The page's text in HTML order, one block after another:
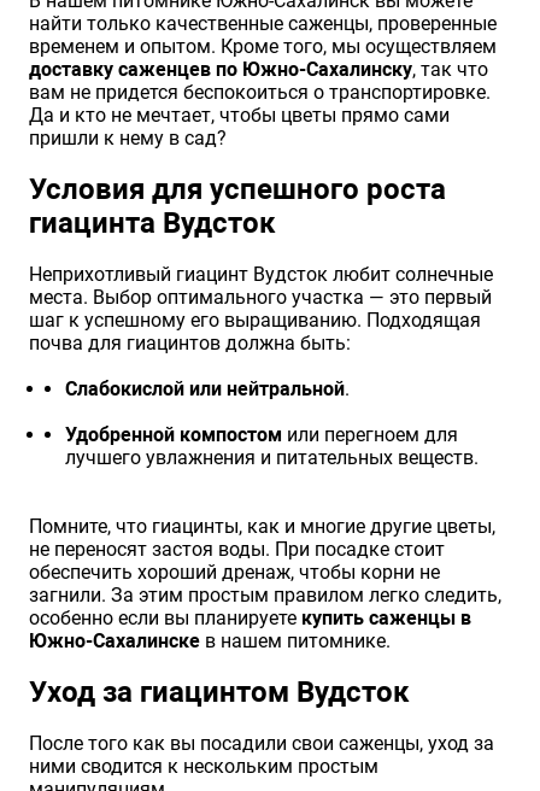
найти только качественные саженцы, проверенные
временем и опытом. Кроме того, мы осуществляем
доставку саженцев по Южно-Сахалинску, так что
вам не придется беспокоиться о транспортировке.
Да и кто не мечтает, чтобы цветы прямо сами
пришли к нему в сад?
Условия для успешного роста
гиацинта Вудсток
Неприхотливый гиацинт Вудсток любит солнечные
места. Выбор оптимального участка — это первый
шаг к успешному его выращиванию. Подходящая
почва для гиацинтов должна быть:
Слабокислой или нейтральной.
Удобренной компостом или перегноем для
лучшего увлажнения и питательных веществ.
Помните, что гиацинты, как и многие другие цветы,
не переносят застоя воды. При посадке стоит
обеспечить хороший дренаж, чтобы корни не
загнили. За этим простым правилом легко следить,
особенно если вы планируете купить саженцы в
Южно-Сахалинске в нашем питомнике.
Уход за гиацинтом Вудсток
После того как вы посадили свои саженцы, уход за
ними сводится к нескольким простым